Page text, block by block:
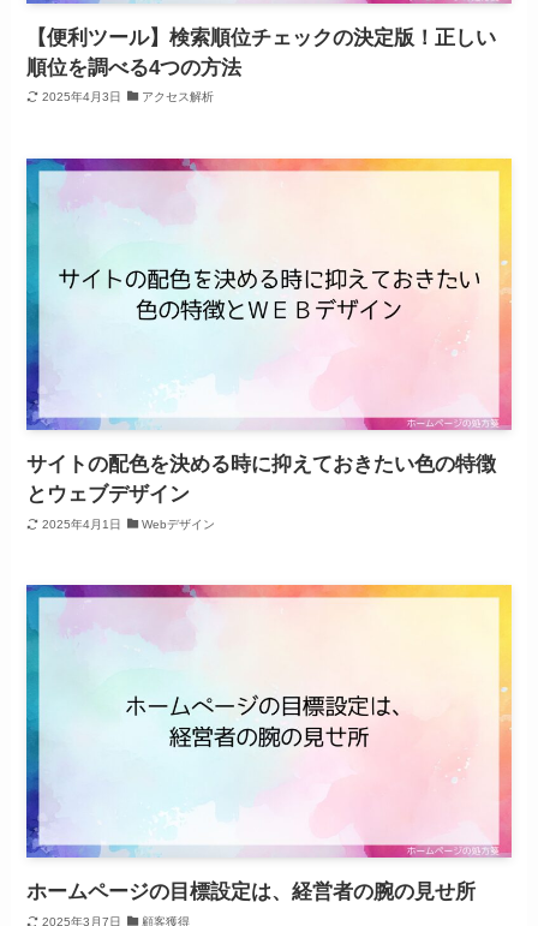
【便利ツール】検索順位チェックの決定版！正しい
順位を調べる4つの方法
2025年4月3日 アクセス解析
サイトの配色を決める時に抑えておきたい色の特徴
とウェブデザイン
2025年4月1日 Webデザイン
ホームページの目標設定は、経営者の腕の見せ所
2025年3月7日 顧客獲得